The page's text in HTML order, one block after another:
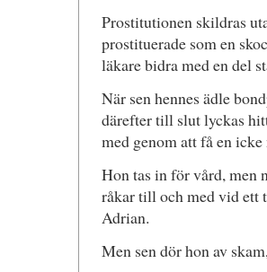
Prostitutionen skildras
prostituerade som en
läkare bidra med en del
När sen hennes ädle
därefter till slut lyckas
med genom att få en
Hon tas in för vård, men
råkar till och med vid ett
Adrian.
Men sen dör hon av